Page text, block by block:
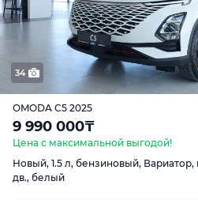
34
OMODA C5 2025
9 990 000₸
Цена с максимальной выгодой!
Новый, 1.5 л, бензиновый,
дв., белый